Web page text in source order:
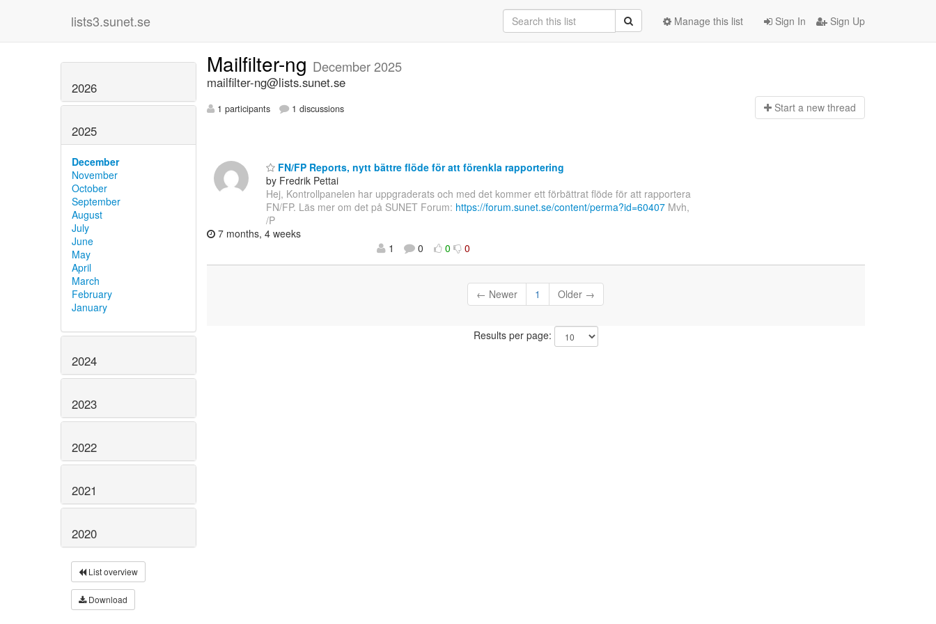
lists3.sunet.se Sign In Sign Up
Manage this list
2026
2025
December
November
October
September
August
July
June
May
April
March
February
January
2024
2023
2022
2021
2020
List overview
Download
Mailfilter-ng December 2025
mailfilter-ng@lists.sunet.se
1 participants 1 discussions Start a new thread
FN/FP Reports, nytt bättre flöde för att förenkla rapportering
by Fredrik Pettai
Hej, Kontrollpanelen har uppgraderats och med det kommer ett förbättrat flöde för att rapportera
FN/FP. Läs mer om det på SUNET Forum: https://forum.sunet.se/content/perma?id=60407 Mvh,
/P
7 months, 4 weeks
1
0 0 0
← Newer 1 Older →
Results per page: